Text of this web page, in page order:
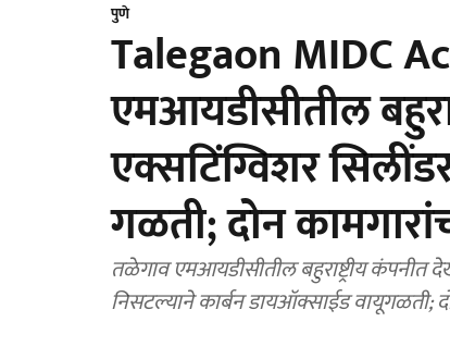
पुणे
Talegaon MIDC
एमआयडीसीतील
एक्सटिंग्विशर
गळती; दोन
तळेगाव एमआयडीसीतील बहुराष्ट्रीय कंपनीत
निसटल्याने कार्बन डायऑक्साईड वायूगळती;